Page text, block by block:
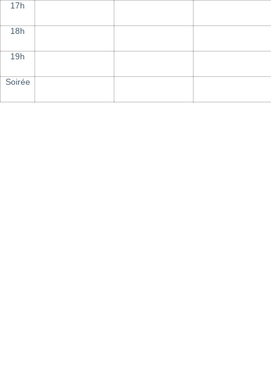
17h
18h
19h
Soirée